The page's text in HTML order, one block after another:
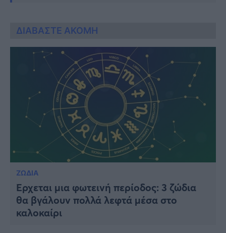
ΔΙΑΒΑΣΤΕ ΑΚΟΜΗ
ΖΩΔΙΑ
Έρχεται μια φωτεινή περίοδος: 3 ζώδια
θα βγάλουν πολλά λεφτά μέσα στο
καλοκαίρι